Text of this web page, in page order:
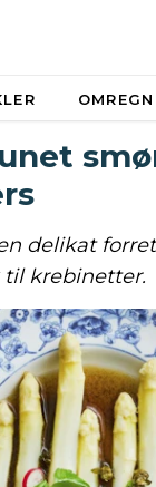
delikat
krebinetter.